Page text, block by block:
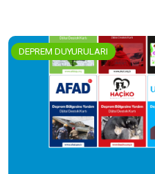
DEPREM DUYURULARI